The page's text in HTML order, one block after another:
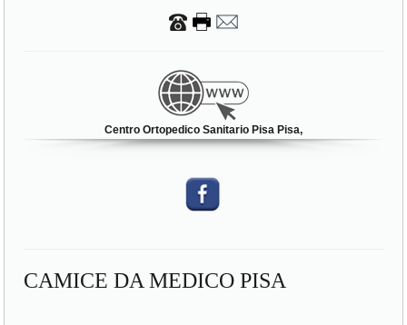
Centro Ortopedico Sanitario Pisa Pisa,
CAMICE DA MEDICO PISA